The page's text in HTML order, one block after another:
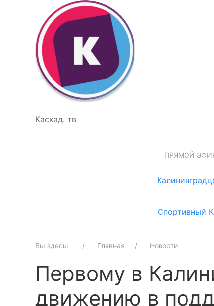
Каскад. тв
ПРЯМОЙ
Спортивный
Вы здесь: Главная Новости
Первому в
движению в